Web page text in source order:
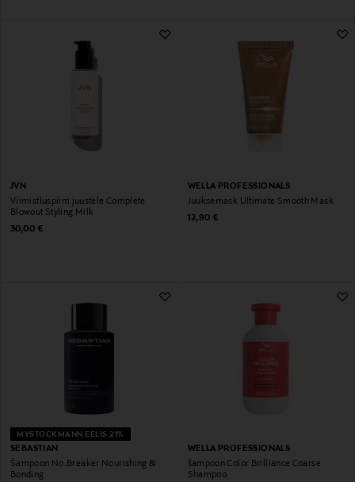
JVN
Viimistluspiim juustele Complete
Blowout Styling Milk
Original Price
30,00 €
WELLA PROFESSIONALS
Juuksemask Ultimate Smooth Mask
Original Price
12,90 €
MYSTOCKMANN EELIS 21%
SEBASTIAN
Šampoon No.Breaker Nourishing &
Bonding
WELLA PROFESSIONALS
šampoon Color Brilliance Coarse
Shampoo